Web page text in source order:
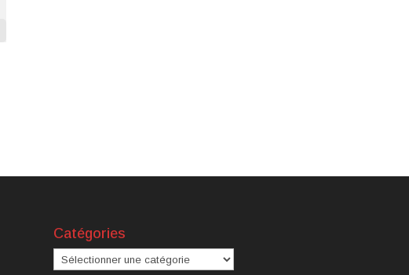
Catégories
Catégories